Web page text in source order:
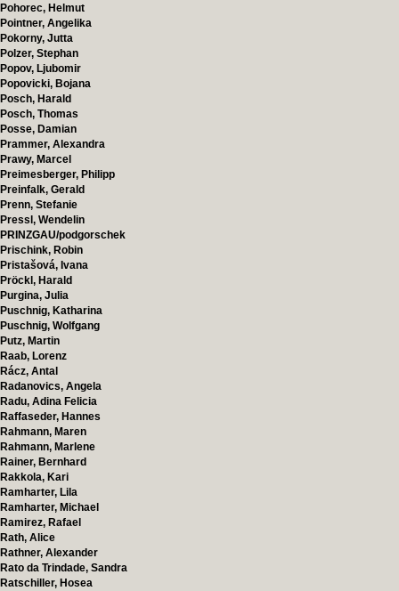
Pohorec, Helmut
Pointner, Angelika
Pokorny, Jutta
Polzer, Stephan
Popov, Ljubomir
Popovicki, Bojana
Posch, Harald
Posch, Thomas
Posse, Damian
Prammer, Alexandra
Prawy, Marcel
Preimesberger, Philipp
Preinfalk, Gerald
Prenn, Stefanie
Pressl, Wendelin
PRINZGAU/podgorschek
Prischink, Robin
Pristašová, Ivana
Pröckl, Harald
Purgina, Julia
Puschnig, Katharina
Puschnig, Wolfgang
Putz, Martin
Raab, Lorenz
Rácz, Antal
Radanovics, Angela
Radu, Adina Felicia
Raffaseder, Hannes
Rahmann, Maren
Rahmann, Marlene
Rainer, Bernhard
Rakkola, Kari
Ramharter, Lila
Ramharter, Michael
Ramirez, Rafael
Rath, Alice
Rathner, Alexander
Rato da Trindade, Sandra
Ratschiller, Hosea